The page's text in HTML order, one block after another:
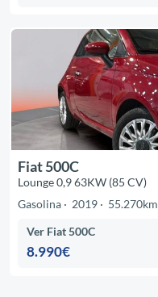
Fiat 500C
Lounge 0,9 63KW (85 CV)
Gasolina
2019 55.270km
Ver Fiat 500C
8.990€